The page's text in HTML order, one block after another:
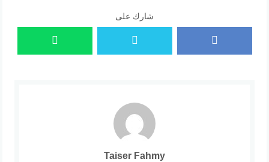
شارك على
Taiser Fahmy